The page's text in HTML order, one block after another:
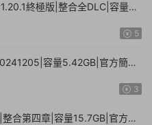
終極版|整合全DLC|容量
5
容量5.42GB|官方簡體
3
合第四章|容量15.7GB|官方簡